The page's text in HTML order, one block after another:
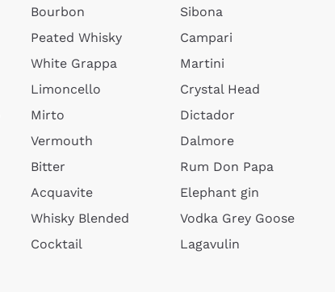
Bourbon
Peated Whisky
White Grappa
Limoncello
Mirto
Vermouth
Bitter
Acquavite
Whisky Blended
Cocktail
Sibona
Campari
Martini
Crystal Head
Dictador
Dalmore
Rum Don Papa
Elephant gin
Vodka Grey Goose
Lagavulin